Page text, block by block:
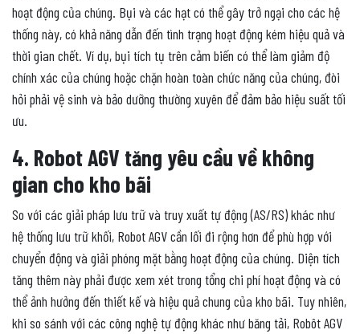
hoạt động của chúng. Bụi và các hạt có thể gây trở ngại cho các hệ
thống này, có khả năng dẫn đến tình trạng hoạt động kém hiệu quả và
thời gian chết. Ví dụ, bụi tích tụ trên cảm biến có thể làm giảm độ
chính xác của chúng hoặc chặn hoàn toàn chức năng của chúng, đòi
hỏi phải vệ sinh và bảo dưỡng thường xuyên để đảm bảo hiệu suất tối
ưu.
4. Robot AGV tăng yêu cầu về không
gian cho kho bãi
So với các giải pháp lưu trữ và truy xuất tự động (AS/RS) khác như
hệ thống lưu trữ khối, Robot AGV cần lối đi rộng hơn để phù hợp với
chuyển động và giải phóng mặt bằng hoạt động của chúng. Diện tích
tăng thêm này phải được xem xét trong tổng chi phí hoạt động và có
thể ảnh hưởng đến thiết kế và hiệu quả chung của kho bãi. Tuy nhiên,
khi so sánh với các công nghệ tự động khác như băng tải, Robôt AGV